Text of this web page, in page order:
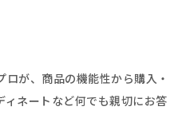
が、商品の機能性から購入・
ィネートなど何でも親切にお答